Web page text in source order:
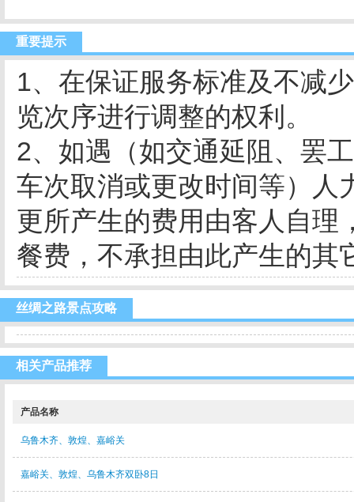
重要提示
1、在保证服务标准及不减
览次序进行调整的权利。
2、如遇（如交通延阻、罢
车次取消或更改时间等）人
更所产生的费用由客人自理
餐费，不承担由此产生的其
丝绸之路景点攻略
相关产品推荐
产品名称
乌鲁木齐、敦煌、嘉峪关
嘉峪关、敦煌、乌鲁木齐双卧8日